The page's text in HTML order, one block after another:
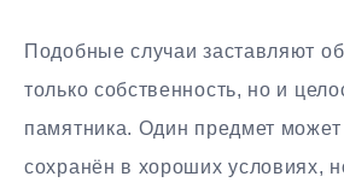
Подобные случаи заставляют
только собственность, но и
памятника. Один предмет
сохранён в хороших условиях,